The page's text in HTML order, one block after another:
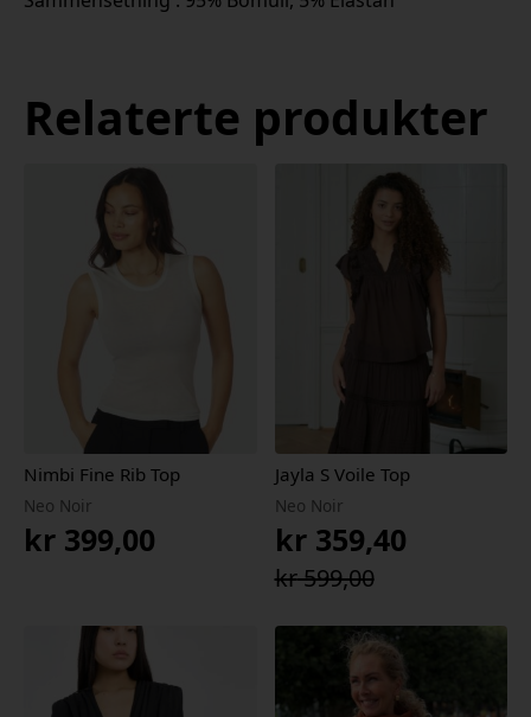
Relaterte produkter
Nimbi Fine Rib Top
Neo Noir
kr 399,00
Jayla S Voile Top
Neo Noir
kr599,00
Opprinnelig
kr 599,00.
kr359,40
Nåværende
kr 359,40.